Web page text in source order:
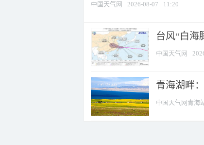
中国天气网 2026-08-07 11:20
台风“白海
中国天气网
青海湖畔
中国天气网青海